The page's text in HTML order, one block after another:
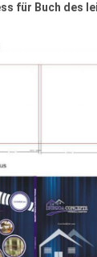
für Buch des